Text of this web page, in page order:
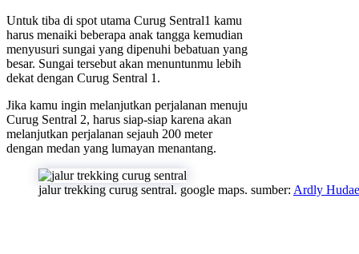
Untuk tiba di spot utama Curug Sentral1 kamu
harus menaiki beberapa anak tangga kemudian
menyusuri sungai yang dipenuhi bebatuan yang
besar. Sungai tersebut akan menuntunmu lebih
dekat dengan Curug Sentral 1.
Jika kamu ingin melanjutkan perjalanan menuju
Curug Sentral 2, harus siap-siap karena akan
melanjutkan perjalanan sejauh 200 meter
dengan medan yang lumayan menantang.
jalur trekking curug sentral. google maps. sumber: Ardly